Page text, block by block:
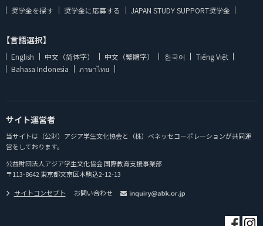
奨学金を探す 奨学金に応募する JAPAN STUDY SUPPORT奨学金
【言語選択】
English 中文（简体字） 中文（繁體字） 한국어
Tiếng Việt
Bahasa Indonesia
ภาษาไทย
サイト運営者
当サイトは（公財）アジア学生文化協会と（株）ベネッセコーポレーションが共同運
営をしております。
公益財団法人アジア学生文化協会 国際教育支援事業部
〒113-8642 東京都文京区本駒込2-12-13
サイトコンセプト
お問い合わせ